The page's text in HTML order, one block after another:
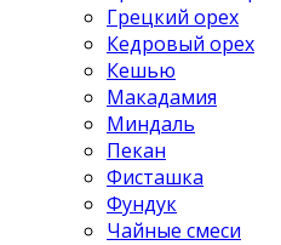
Грецкий орех
Кедровый орех
Кешью
Макадамия
Миндаль
Пекан
Фисташка
Фундук
Чайные смеси